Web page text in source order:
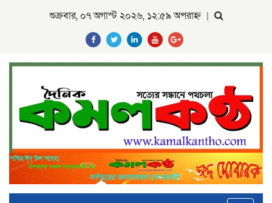
শুক্রবার, ০৭ অগাস্ট ২০২৬, ১২:৫৯ অপরাহ্ন |